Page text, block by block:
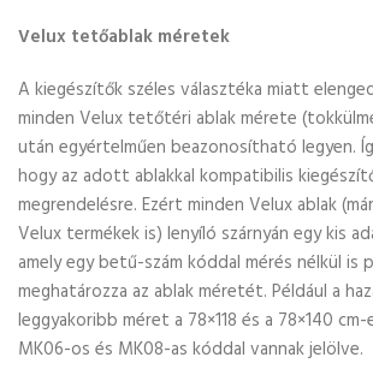
Velux tetőablak méretek
A kiegészítők széles választéka miatt
minden Velux tetőtéri ablak mérete
után egyértelműen beazonosítható legyen.
hogy az adott ablakkal kompatibilis
megrendelésre. Ezért minden Velux ablak
Velux termékek is) lenyíló szárnyán egy kis
amely egy betű-szám kóddal mérés nélkül is
meghatározza az ablak méretét. Például a
leggyakoribb méret a 78×118 és a 78×140
MK06-os és MK08-as kóddal vannak jelölve.